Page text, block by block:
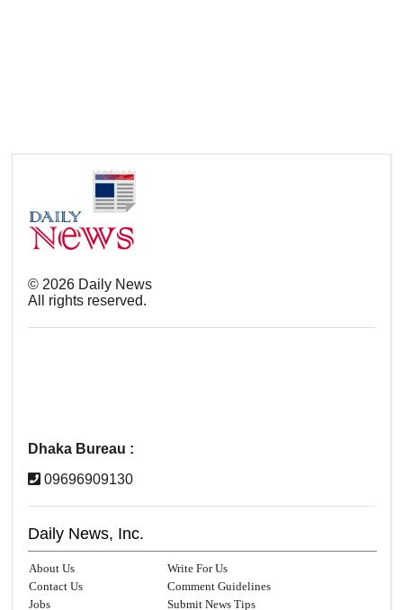
© 2026 Daily News
All rights reserved.
Dhaka Bureau :
09696909130
Daily News, Inc.
About Us
Write For Us
Contact Us
Comment Guidelines
Jobs
Submit News Tips